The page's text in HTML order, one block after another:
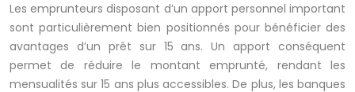
Les emprunteurs disposant d’un apport personnel important
sont particulièrement bien positionnés pour bénéficier des
avantages d’un prêt sur 15 ans. Un apport conséquent
permet de réduire le montant emprunté, rendant les
mensualités sur 15 ans plus accessibles. De plus, les banques